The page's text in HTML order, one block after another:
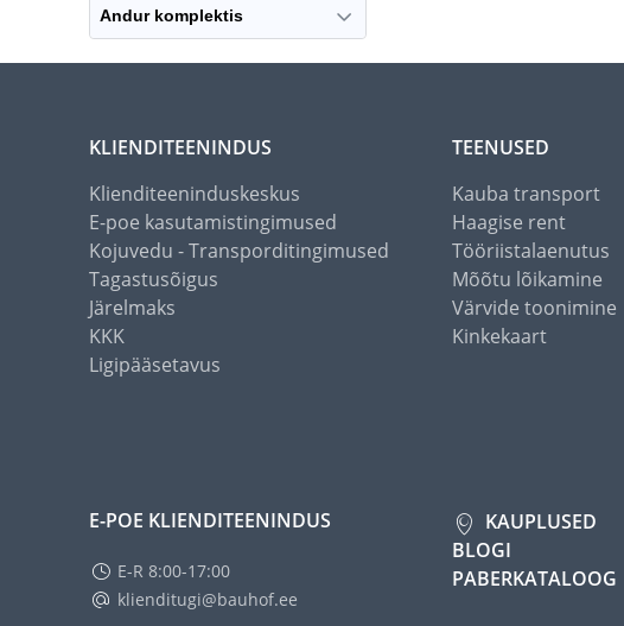
Andur komplektis
KLIENDITEENINDUS
Klienditeeninduskeskus
E-poe kasutamistingimused
Kojuvedu - Transporditingimused
Tagastusõigus
Järelmaks
KKK
Ligipääsetavus
TEENUSED
Kauba transport
Haagise rent
Tööriistalaenutus
Mõõtu lõikamine
Värvide toonimine
Kinkekaart
E-POE KLIENDITEENINDUS
E-R 8:00-17:00
klienditugi@bauhof.ee
KAUPLUSED
BLOGI
PABERKATALOOG